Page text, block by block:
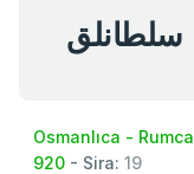
سلطانلق
Osmanlıca - Rumca
920 - Sira: 19